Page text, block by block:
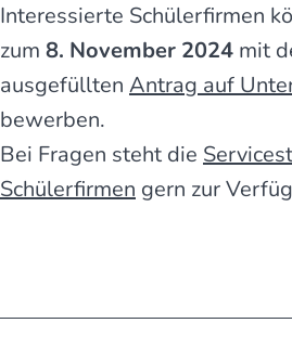
Interessierte Schülerfirmen
zum 8. November 2024 mit
ausgefüllten Antrag auf
bewerben.
Bei Fragen steht die
Schülerfirmen gern zur